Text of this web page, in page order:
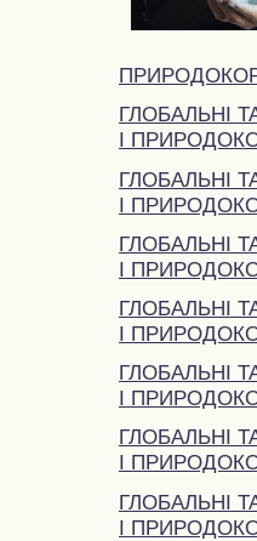
ГЛОБАЛЬНІ
І
ГЛОБАЛЬНІ
І
ГЛОБАЛЬНІ
І
ГЛОБАЛЬНІ
І
ГЛОБАЛЬНІ
І
ГЛОБАЛЬНІ
І
ГЛОБАЛЬНІ
І